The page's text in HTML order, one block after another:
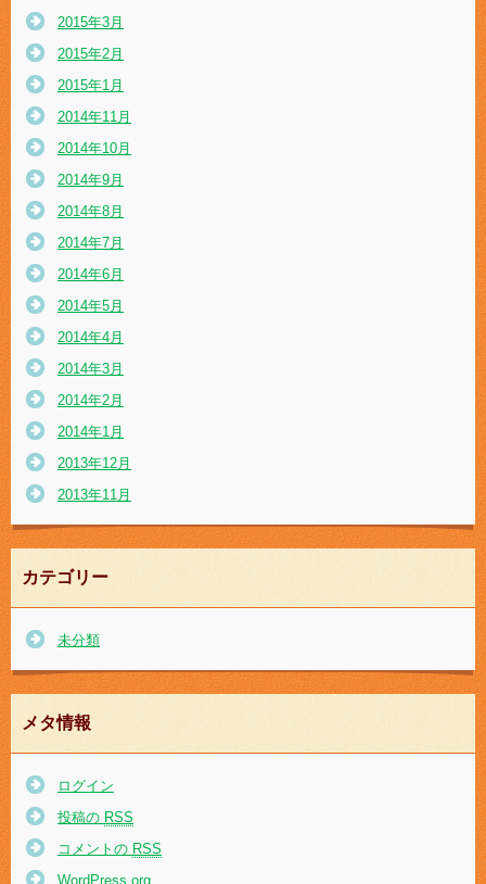
2015年3月
2015年2月
2015年1月
2014年11月
2014年10月
2014年9月
2014年8月
2014年7月
2014年6月
2014年5月
2014年4月
2014年3月
2014年2月
2014年1月
2013年12月
2013年11月
カテゴリー
未分類
メタ情報
ログイン
投稿の RSS
コメントの RSS
WordPress.org